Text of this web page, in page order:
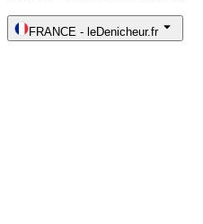
FRANCE - leDenicheur.fr